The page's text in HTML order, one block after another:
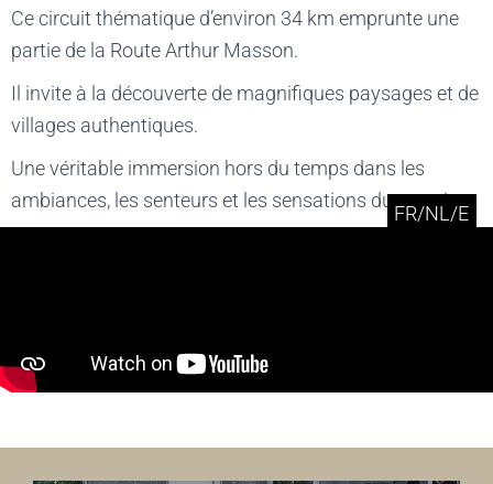
Ce circuit thématique d’environ 34 km emprunte une
partie de la Route Arthur Masson.
Il invite à la découverte de magnifiques paysages et de
villages authentiques.
Une véritable immersion hors du temps dans les
ambiances, les senteurs et les sensations du passé.
FR/NL/E